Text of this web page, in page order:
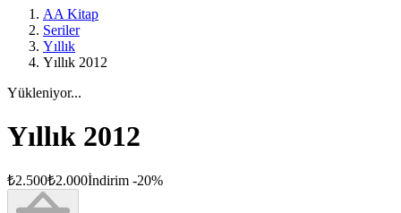
AA Kitap
Seriler
Yıllık
Yıllık 2012
Yükleniyor...
Yıllık 2012
₺2.500₺2.000İndirim -20%